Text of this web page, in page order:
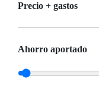
Precio + gastos
Ahorro aportado